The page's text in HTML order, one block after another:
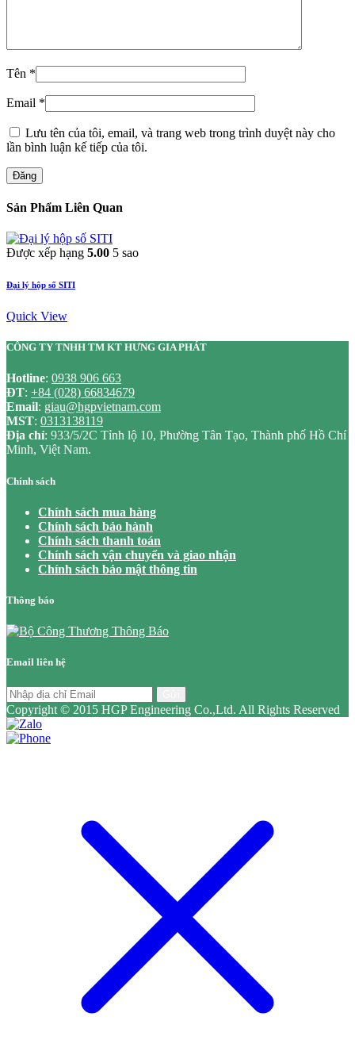
Tên *
Email *
Lưu tên của tôi, email, và trang web trong trình duyệt này cho
lần bình luận kế tiếp của tôi.
Đăng
Sản Phẩm Liên Quan
Được xếp hạng 5.00 5 sao
Đại lý hộp số SITI
Quick View
CÔNG TY TNHH TM KT HƯNG GIA PHÁT
Hotline: 0938 906 663
ĐT: +84 (028) 66834679
Email: giau@hgpvietnam.com
MST: 0313138119
Địa chỉ: 933/5/2C Tỉnh lộ 10, Phường Tân Tạo, Thành phố Hồ Chí
Minh, Việt Nam.
Chính sách
Chính sách mua hàng
Chính sách bảo hành
Chính sách thanh toán
Chính sách vận chuyển và giao nhận
Chính sách bảo mật thông tin
Thông báo
Email liên hệ
Copyright © 2015 HGP Engineering Co.,Ltd. All Rights Reserved